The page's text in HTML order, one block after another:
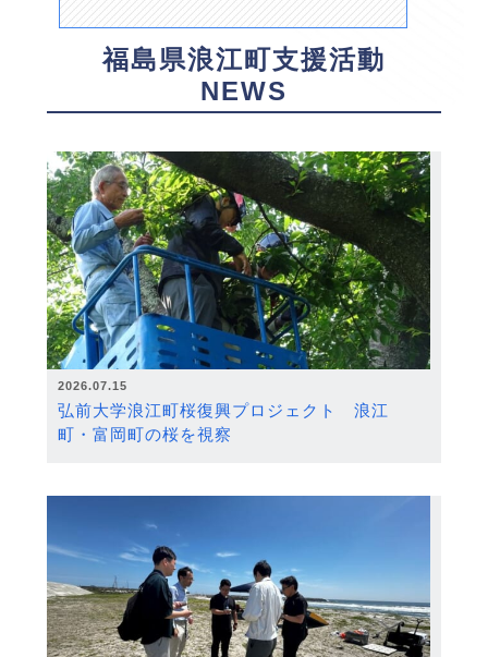
福島県浪江町支援活動
NEWS
2026.07.15
弘前大学浪江町桜復興プロジェクト 浪江
町・富岡町の桜を視察